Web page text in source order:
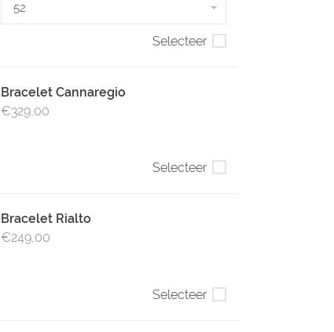
52
Selecteer
Bracelet Cannaregio
€329,00
Selecteer
Bracelet Rialto
€249,00
Selecteer